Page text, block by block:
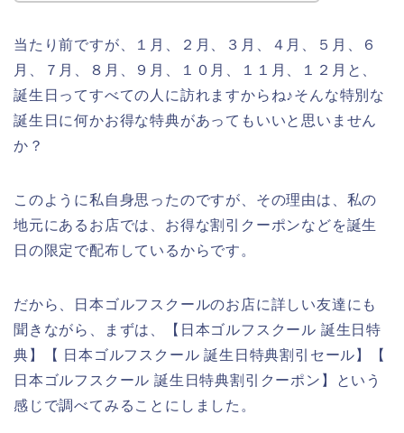
当たり前ですが、１月、２月、３月、４月、５月、６
月、７月、８月、９月、１０月、１１月、１２月と、
誕生日ってすべての人に訪れますからね♪そんな特別な
誕生日に何かお得な特典があってもいいと思いません
か？
このように私自身思ったのですが、その理由は、私の
地元にあるお店では、お得な割引クーポンなどを誕生
日の限定で配布しているからです。
だから、日本ゴルフスクールのお店に詳しい友達にも
聞きながら、まずは、【日本ゴルフスクール 誕生日特
典】【 日本ゴルフスクール 誕生日特典割引セール】【
日本ゴルフスクール 誕生日特典割引クーポン】という
感じで調べてみることにしました。